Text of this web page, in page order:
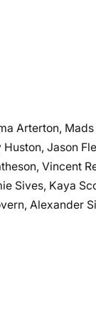
Arterton,
Jason
Vincent
Sives, Kaya
Alexander